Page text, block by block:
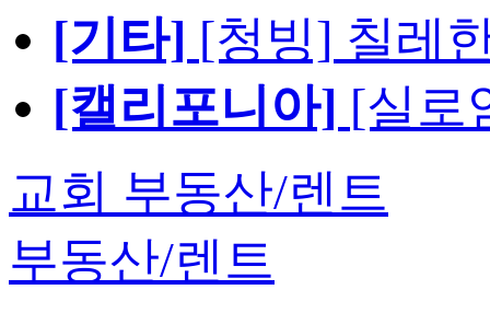
[기타] [청빙] 칠레
[캘리포니아] [실로
교회 부동산/렌트
부동산/렌트